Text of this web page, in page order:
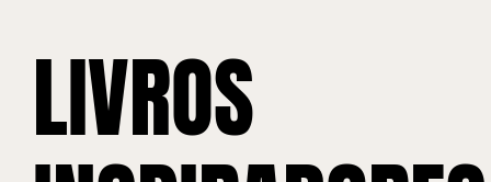
LIVROS